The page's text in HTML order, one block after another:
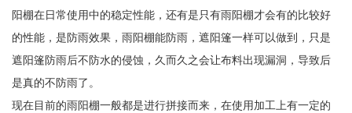
阳棚在日常使用中的稳定性能，还有是只有雨阳棚才会有的比较好
的性能，是防雨效果，雨阳棚能防雨，遮阳篷一样可以做到，只是
遮阳篷防雨后不防水的侵蚀，久而久之会让布料出现漏洞，导致后
是真的不防雨了。
现在目前的雨阳棚一般都是进行拼接而来，在使用加工上有一定的